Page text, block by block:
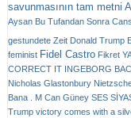
savunmasının tam metni
Aysan Bu Tufandan Sonra
gestundete Zeit Donald Trump
feminist Fidel Castro Fikret
CORRECT IT INGEBORG
Nicholas Glastonbury
Bana . M Can Güney SES
Trump victory comes with a